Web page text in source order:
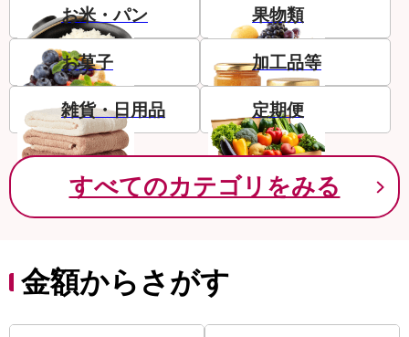
お米・パン 果物類
お菓子 加工品等
雑貨・日用品 定期便
すべてのカテゴリをみる
金額からさがす